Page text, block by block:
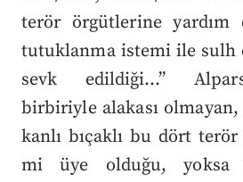
terör örgütlerine yardım
tutuklanma istemi ile sulh
sevk edildiği…”
birbiriyle alakası
kanlı bıçaklı bu dört
mi üye olduğu, yoksa